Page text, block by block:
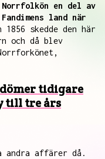
en del av
land när
1856 skedde den här
och då blev
dömer tidigare
till tre års
andra affärer då.